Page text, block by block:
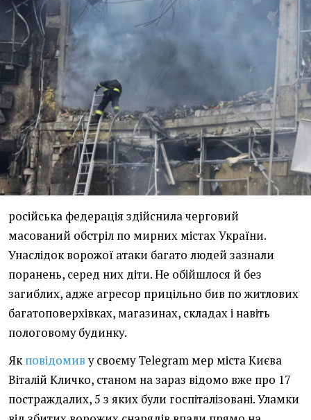
російська федерація здійснила черговий
масований обстріл по мирних містах України.
Унаслідок ворожої атаки багато людей зазнали
поранень, серед них діти. Не обійшлося й без
загиблих, адже агресор прицільно бив по житлових
багатоповерхівках, магазинах, складах і навіть
пологовому будинку.
Якповідомиву своєму Telegram мер міста Києва
Віталій Кличко, станом на зараз відомо вже про 17
постраждалих, 5 з яких були госпіталізовані. Уламки